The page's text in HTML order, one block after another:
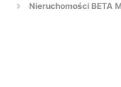
Nieruchomości BETA